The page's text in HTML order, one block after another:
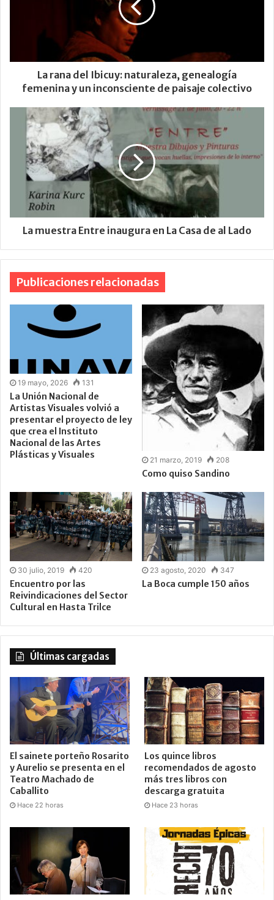
La rana del Ibicuy: naturaleza, genealogía
femenina y un inconsciente de paisaje colectivo
La muestra Entre inaugura en La Casa de al Lado
Publicaciones relacionadas
19 mayo, 2026 131
La Unión Nacional de
Artistas Visuales volvió a
presentar el proyecto de ley
que crea el Instituto
Nacional de las Artes
Plásticas y Visuales
21 marzo, 2019 208
Como quiso Sandino
30 julio, 2019 420
Encuentro por las
Reivindicaciones del Sector
Cultural en Hasta Trilce
23 agosto, 2020 347
La Boca cumple 150 años
Últimas cargadas
El sainete porteño Rosarito
y Aurelio se presenta en el
Teatro Machado de
Caballito
Hace 22 horas
Los quince libros
recomendados de agosto
más tres libros con
descarga gratuita
Hace 23 horas